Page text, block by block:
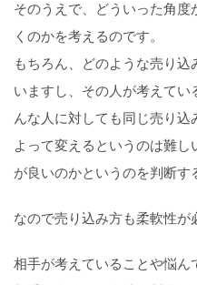
そのうえで、どういった角
くのかを考えるのです。
もちろん、どのような売り
いますし、その人が考えて
んな人に対しても同じ売り
よって変えるというのは難
が良いのかというのを判断す
なので売り込み方も柔軟性が
相手が考えていることや悩ん